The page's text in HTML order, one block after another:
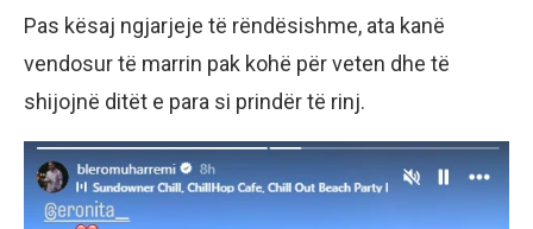
Pas kësaj ngjarjeje të rëndësishme, ata kanë
vendosur të marrin pak kohë për veten dhe të
shijojnë ditët e para si prindër të rinj.